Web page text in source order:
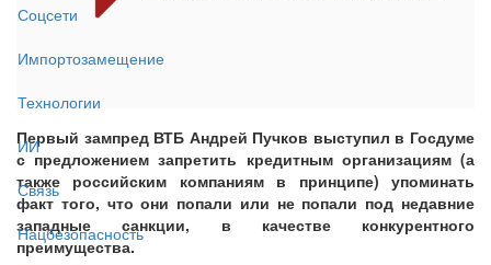
Соцсети
Импортозамещение
Технологии
ИИ
Связь
Нацбезопасность
Первый зампред ВТБ Андрей Пучков выступил в Госдуме
с предложением запретить кредитным организациям (а
также российским компаниям в принципе) упоминать
факт того, что они попали или не попали под недавние
западные санкции, в качестве конкурентного
преимущества.